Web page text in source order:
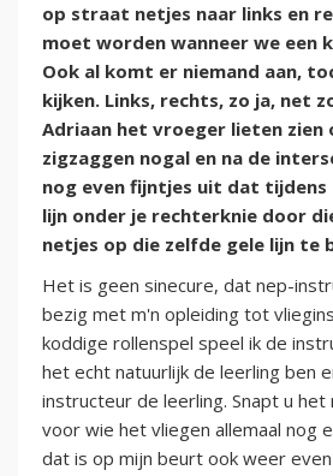
op straat netjes naar links en
moet worden wanneer we een
Ook al komt er niemand aan,
kijken. Links, rechts, zo ja, net
Adriaan het vroeger lieten zien
zigzaggen nogal en na de
nog even fijntjes uit dat tijdens
lijn onder je rechterknie door
netjes op die zelfde gele lijn te
Het is geen sinecure, dat nep-
bezig met m'n opleiding tot
koddige rollenspel speel ik de
het echt natuurlijk de leerling ben
instructeur de leerling. Snapt u het
voor wie het vliegen allemaal nog
dat is op mijn beurt ook weer